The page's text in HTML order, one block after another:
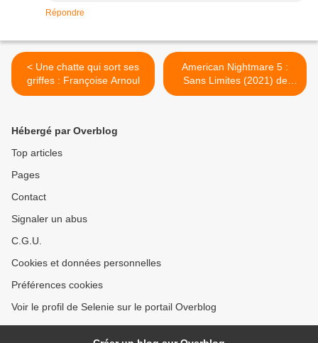
Répondre
< Une chatte qui sort ses
griffes : Françoise Arnoul
American Nightmare 5 :
Sans Limites (2021) de
Everardo Gout >
Hébergé par Overblog
Top articles
Pages
Contact
Signaler un abus
C.G.U.
Cookies et données personnelles
Préférences cookies
Voir le profil de Selenie sur le portail Overblog